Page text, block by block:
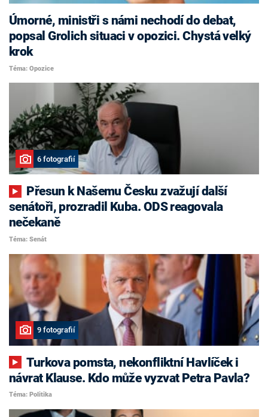
Úmorné, ministři s námi nechodí do debat,
popsal Grolich situaci v opozici. Chystá velký
krok
Téma: Opozice
6 fotografií
senátoři, prozradil Kuba. ODS reagovala
nečekaně
Téma: Senát
9 fotografií
Turkova pomsta, nekonfliktní Havlíček i
návrat Klause. Kdo může vyzvat Petra Pavla?
Téma: Politika